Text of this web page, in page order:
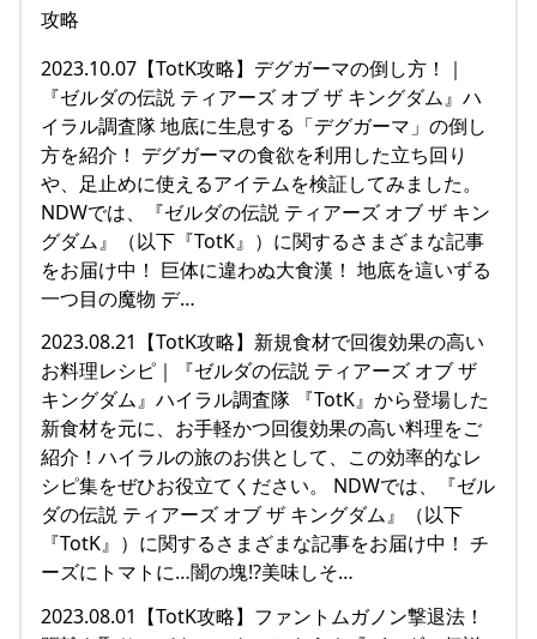
攻略
2023.10.07【TotK攻略】デグガーマの倒し方！｜
『ゼルダの伝説 ティアーズ オブ ザ キングダム』ハ
イラル調査隊 地底に生息する「デグガーマ」の倒し
方を紹介！ デグガーマの食欲を利用した立ち回り
や、足止めに使えるアイテムを検証してみました。
NDWでは、『ゼルダの伝説 ティアーズ オブ ザ キン
グダム』（以下『TotK』）に関するさまざまな記事
をお届け中！ 巨体に違わぬ大食漢！ 地底を這いずる
一つ目の魔物 デ…
2023.08.21【TotK攻略】新規食材で回復効果の高い
お料理レシピ｜『ゼルダの伝説 ティアーズ オブ ザ
キングダム』ハイラル調査隊 『TotK』から登場した
新食材を元に、お手軽かつ回復効果の高い料理をご
紹介！ハイラルの旅のお供として、この効率的なレ
シピ集をぜひお役立てください。 NDWでは、『ゼル
ダの伝説 ティアーズ オブ ザ キングダム』（以下
『TotK』）に関するさまざまな記事をお届け中！ チ
ーズにトマトに…闇の塊!?美味しそ…
2023.08.01【TotK攻略】ファントムガノン撃退法！